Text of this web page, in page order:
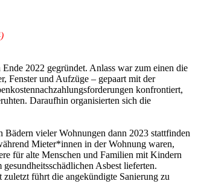
2022 gegründet. Anlass war zum einen die
Fenster und Aufzüge – gepaart mit der
konfrontiert,
Daraufhin organisierten sich die
Bädern vieler Wohnungen dann 2023 stattfinden
Mieter*innen in der Wohnung waren,
für alte Menschen und Familien mit Kindern
Asbest lieferten.
führt die angekündigte Sanierung zu